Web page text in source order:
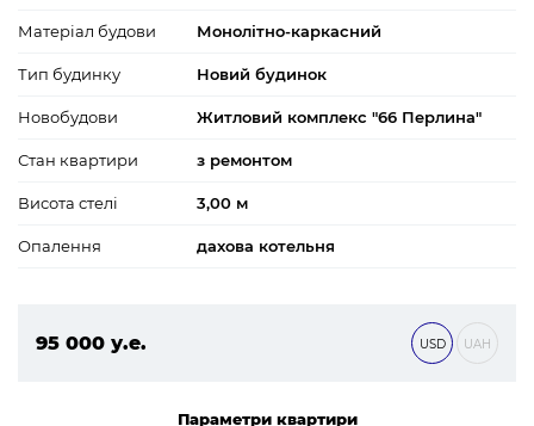
Матеріал будови Монолітно-каркасний
Тип будинку Новий будинок
Новобудови Житловий комплекс "66 Перлина"
Стан квартири з ремонтом
Висота стелі 3,00 м
Опалення дахова котельня
95 000 у.е.
USD UAH
Параметри квартири